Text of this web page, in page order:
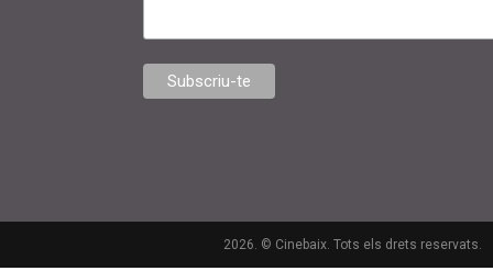
2026. © Cinebaix. Tots els drets reservats.